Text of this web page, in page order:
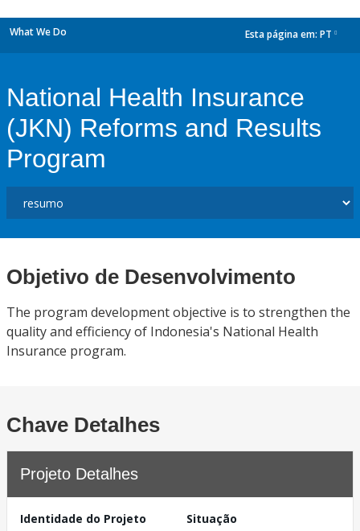
What We Do Esta página em: PT
National Health Insurance
(JKN) Reforms and Results
Program
Objetivo de Desenvolvimento
The program development objective is to strengthen the
quality and efficiency of Indonesia's National Health
Insurance program.
Chave Detalhes
Projeto Detalhes
Identidade do Projeto
Situação